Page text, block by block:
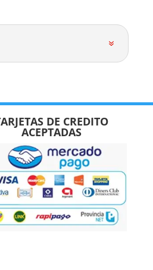
DE CREDITO
ACEPTADAS